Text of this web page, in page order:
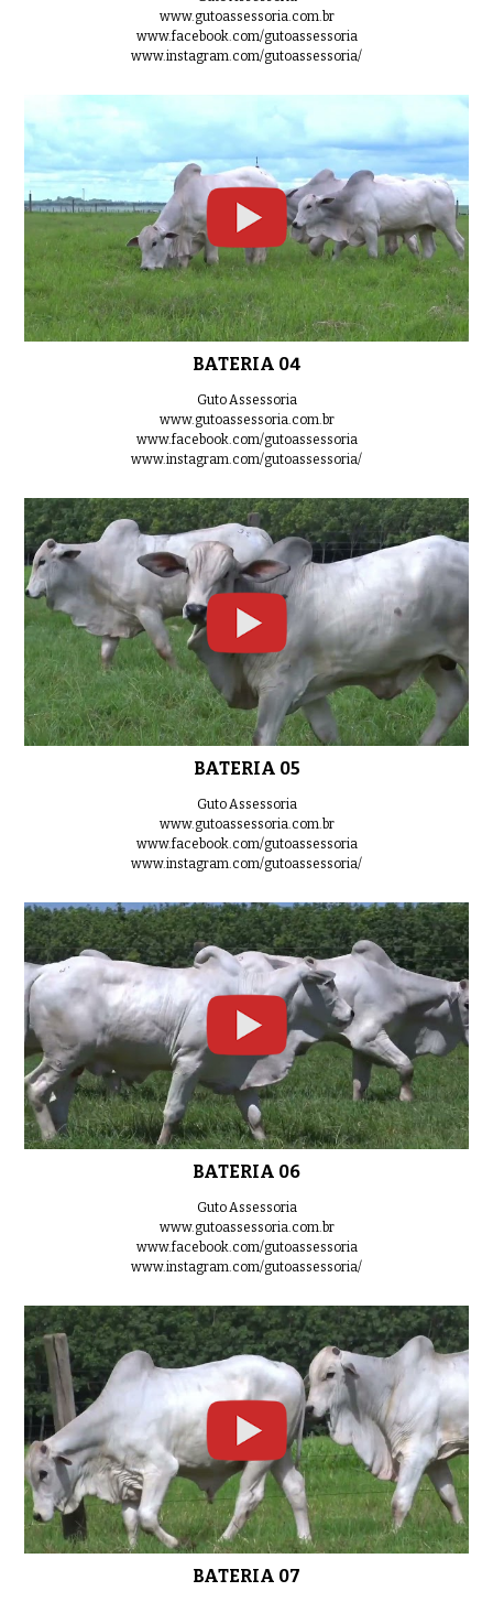
www.gutoassessoria.com.br
www.facebook.com/gutoassessoria
www.instagram.com/gutoassessoria/
BATERIA 04
Guto Assessoria
www.gutoassessoria.com.br
www.facebook.com/gutoassessoria
www.instagram.com/gutoassessoria/
BATERIA 05
Guto Assessoria
www.gutoassessoria.com.br
www.facebook.com/gutoassessoria
www.instagram.com/gutoassessoria/
BATERIA 06
Guto Assessoria
www.gutoassessoria.com.br
www.facebook.com/gutoassessoria
www.instagram.com/gutoassessoria/
BATERIA 07